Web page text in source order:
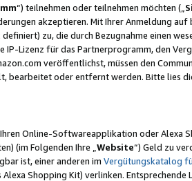
“) teilnehmen oder teilnehmen möchten („
akzeptieren. Mit Ihrer Anmeldung auf
zu, die durch Bezugnahme einen
IP-Lizenz für das Partnerprogramm, den
veröffentlichst, müssen den
bearbeitet oder entfernt werden. Bitte lies
Online-Softwareapplikation oder Alexa
(im Folgenden Ihre „ Website“) Geld zu
ist, einer anderen im Vergütungskatalog
Shopping Kit) verlinken. Entsprechende